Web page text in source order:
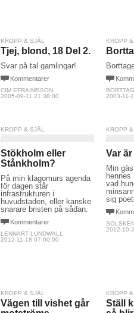
KROPP & SJÄL
Tjej, blond, 18 Del 2.
Svar på tal gamlingar!
Kommentarer
CIM EFRAIMSSON
2005-09-11 21:38:00
KROPP
2003-11-
KROPP & SJÄL
Stökholm eller
Stånkholm?
På min klagomurs agenda
för dagen står
infrastrukturen i
huvudstaden, eller kanske
snarare bristen på sådan.
Kommentarer
LENNART LUNDWALL
2012-11-18 07:00:00
KROPP
Var
Min
vad
sig
2012-10-
KROPP & SJÄL
Vägen till vishet går
KROPP
Ställ